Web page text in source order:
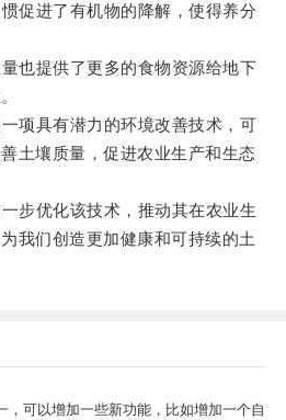
进了有机物的降解，使得养分
提供了更多的食物资源给地下
具有潜力的环境改善技术，可
土壤质量，促进农业生产和生态
优化该技术，推动其在农业生
我们创造更加健康和可持续的土
，可以增加一些新功能，比如增加一个自